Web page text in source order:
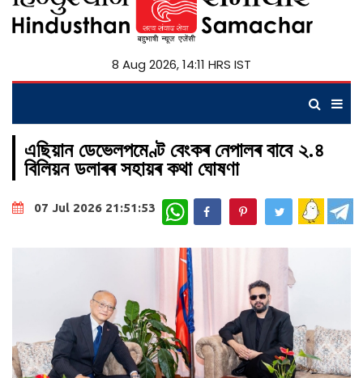
8 Aug 2026, 14:11 HRS IST
এছিয়ান ডেভেলপমেণ্ট বেংকৰ নেপালৰ বাবে ২.৪
বিলিয়ন ডলাৰৰ সহায়ৰ কথা ঘোষণা
07 Jul 2026 21:51:53 WhatsApp